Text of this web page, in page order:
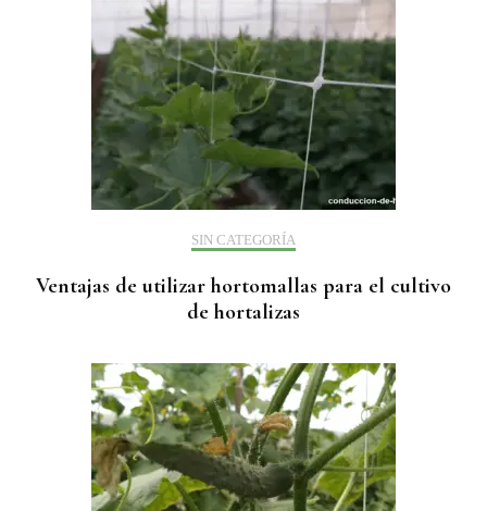
SIN CATEGORÍA
Ventajas de utilizar hortomallas para el cultivo
de hortalizas